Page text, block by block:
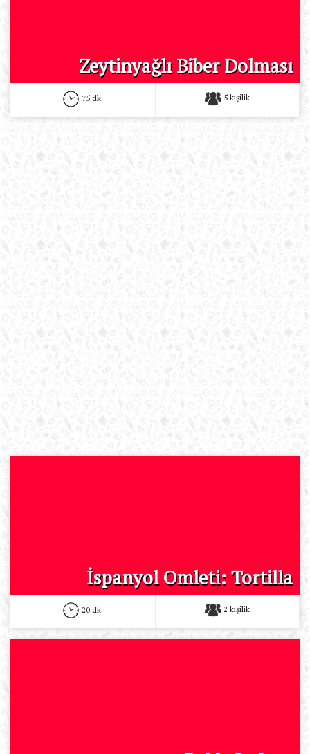
Zeytinyağlı Biber Dolması
75 dk. 5 kişilik
İspanyol Omleti: Tortilla
20 dk. 2 kişilik